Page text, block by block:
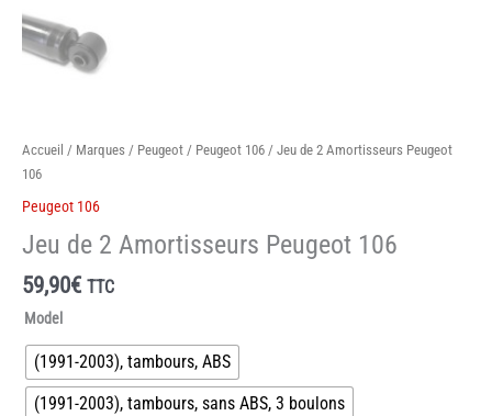
Accueil / Marques / Peugeot / Peugeot 106 / Jeu de 2 Amortisseurs Peugeot
106
Peugeot 106
Jeu de 2 Amortisseurs Peugeot 106
59,90€ TTC
Model
(1991-2003), tambours, ABS
(1991-2003), tambours, sans ABS, 3 boulons